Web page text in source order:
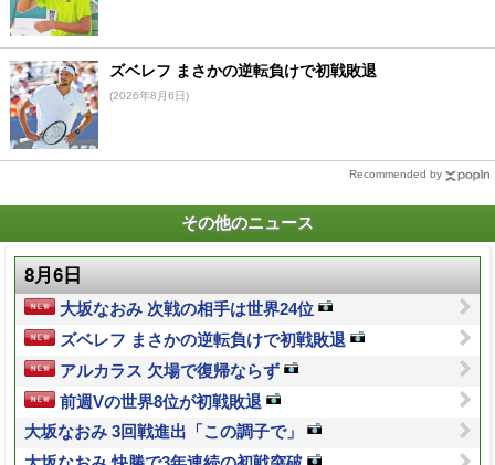
ズベレフ まさかの逆転負けで初戦敗退
(2026年8月6日)
Recommended by
その他のニュース
8月6日
大坂なおみ 次戦の相手は世界24位
ズベレフ まさかの逆転負けで初戦敗退
アルカラス 欠場で復帰ならず
前週Vの世界8位が初戦敗退
大坂なおみ 3回戦進出「この調子で」